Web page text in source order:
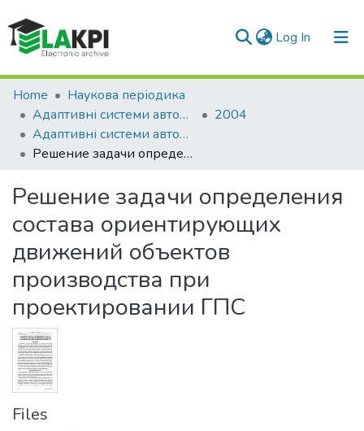
Log In (current)
Communities & Collections
All of DSpace
Statistics
Home
Наукова періодика
Адаптивні системи автоматичного управління
2004
Адаптивні системи автоматичного управління: міжвідомчий науково-технічний збірник, № 7(27)
Решение задачи определения состава ориентирующих движений объектов производства при проектировании ГПС
Решение задачи определения
состава ориентирующих
движений объектов
производства при
проектировании ГПС
Files